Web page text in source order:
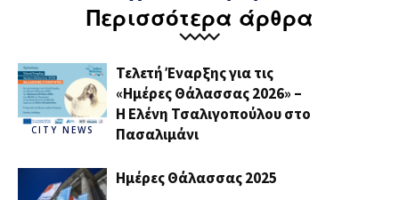
Περισσότερα άρθρα
CITY NEWS
Τελετή Έναρξης για τις
«Ημέρες Θάλασσας 2026» –
H Ελένη Τσαλιγοπούλου στο
Πασαλιμάνι
Ημέρες Θάλασσας 2025